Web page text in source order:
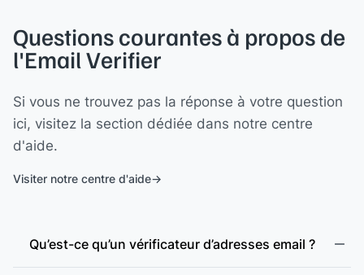
Questions courantes à propos de
l'Email Verifier
Si vous ne trouvez pas la réponse à votre question
ici, visitez la section dédiée dans notre centre
d'aide.
Visiter notre centre d'aide
Qu’est-ce qu’un vérificateur d’adresses email ?